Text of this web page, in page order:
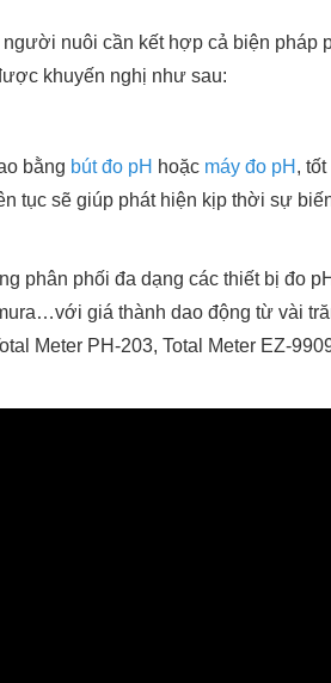
nuôi cần kết hợp cả biện pháp
khuyến nghị như sau:
bằng bút đo pH hoặc máy đo pH ,
tục sẽ giúp phát hiện kịp thời sự
phân phối đa dạng các thiết bị đo
giá thành dao động từ vài
Meter PH-203, Total Meter EZ-